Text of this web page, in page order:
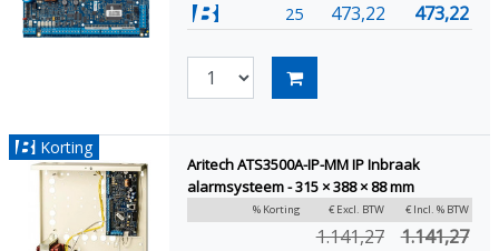
25 473,22 473,22
Korting
Aritech ATS3500A-IP-MM IP Inbraak
alarmsysteem - 315 × 388 × 88 mm
% Korting € Excl. BTW € Incl. % BTW
1.141,27 1.141,27